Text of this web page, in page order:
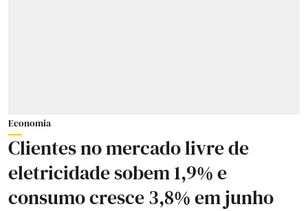
Economia
Clientes no mercado livre de
eletricidade sobem 1,9% e
consumo cresce 3,8% em junho